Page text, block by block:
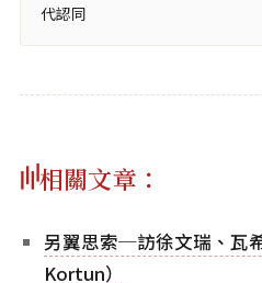
代認同
相關文章：
另翼思索─訪徐文瑞、瓦
Kortun）